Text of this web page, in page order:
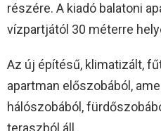
részére. A kiadó balatoni
vízpartjától 30 méterre
Az új építésű, klimatizált,
apartman előszobából,
hálószobából,
teraszból áll.